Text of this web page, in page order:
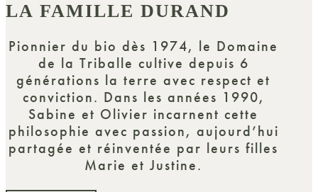
LA FAMILLE DURAND
Pionnier du bio dès 1974, le Domaine
de la Triballe cultive depuis 6
générations la terre avec respect et
conviction. Dans les années 1990,
Sabine et Olivier incarnent cette
philosophie avec passion, aujourd’hui
partagée et réinventée par leurs filles
Marie et Justine.